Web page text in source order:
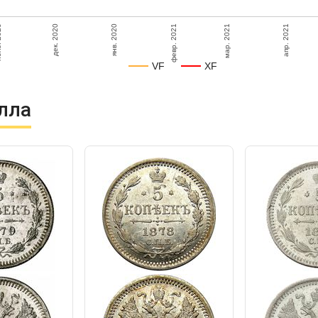
VF XF
дек. 2020 янв. 2020 февр. 2021 мар. 2021 апр. 2021